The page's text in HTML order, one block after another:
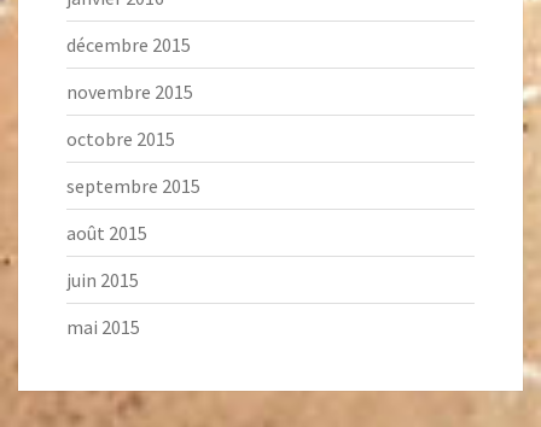
décembre 2015
novembre 2015
octobre 2015
septembre 2015
août 2015
juin 2015
mai 2015